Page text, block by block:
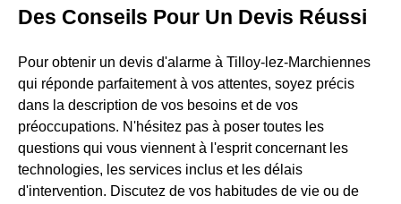
Des Conseils Pour Un Devis Réussi
Pour obtenir un devis d'alarme à Tilloy-lez-Marchiennes
qui réponde parfaitement à vos attentes, soyez précis
dans la description de vos besoins et de vos
préoccupations. N'hésitez pas à poser toutes les
questions qui vous viennent à l'esprit concernant les
technologies, les services inclus et les délais
d'intervention. Discutez de vos habitudes de vie ou de